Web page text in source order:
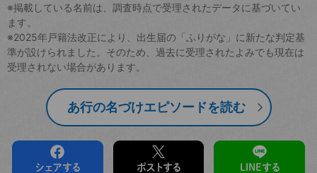
※掲載している名前は、調査時点で受理されたデータに基づいてい
ます。
※2025年戸籍法改正により、出生届の「ふりがな」に新たな判定基
準が設けられました。そのため、過去に受理されたよみでも現在は
受理されない場合があります。
あ行の名づけエピソードを読む
シェアする ポストする LINEする